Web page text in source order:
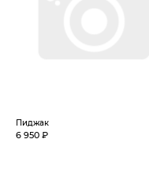
Пиджак
6 950 ₽